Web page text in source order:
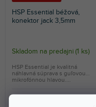
HSP Essential béžová,
konektor jack 3,5mm
Skladom na predajni (1 ks)
HSP Essential je kvalitná
náhlavná súprava s guľovou
mikrofónnou hlavou....